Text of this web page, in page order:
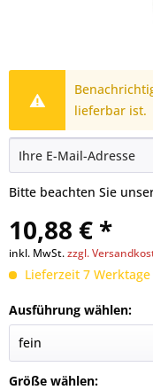
lieferbar ist.
Bitte beachten Sie
10,88 € *
inkl. MwSt.zzgl.
Lieferzeit 7 Werktage
Ausführung wählen:
Größe wählen: